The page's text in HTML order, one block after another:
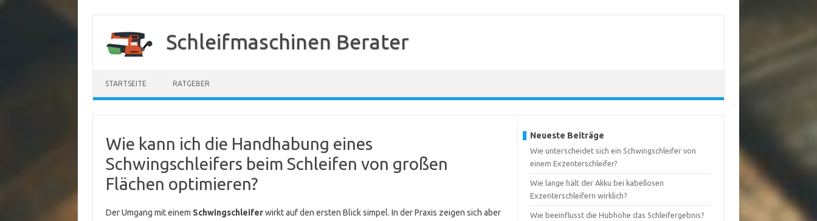
springen
Schleifmaschinen Berater
STARTSEITE RATGEBER
Wie kann ich die Handhabung eines
Schwingschleifers beim Schleifen von großen
Flächen optimieren?
Der Umgang mit einem Schwingschleiferwirkt auf den ersten Blick simpel. In der Praxis zeigen sich aber
Neueste Beiträge
Wie unterscheidet sich ein Schwingschleifer von
einem Exzenterschleifer?
Wie lange hält der Akku bei kabellosen
Exzenterschleifern wirklich?
Wie beeinflusst die Hubhöhe das Schleifergebnis?